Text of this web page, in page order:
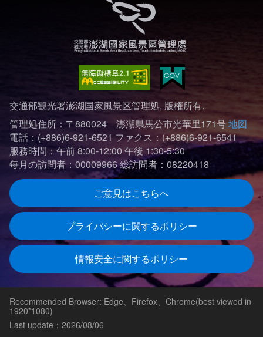
交通部観光署澎湖国家風景区管理処, 版権所有.
管理処住所：〒880024 澎湖県馬公市光華里171号地図
電話：(+886)6-921-6521 ファクス：(+886)6-921-6541
服務時間：午前 8:00-12:00 午後 1:30-5:30
每月の訪問者：00009966総訪問者：08220418
ご意見はこちらへ
プライバシーに関するポリシー
情報安全に関するポリシー
Recommended Browser: Edge、Firefox、Chrome(best viewed in
1920*1080)
Last update：2026/08/06